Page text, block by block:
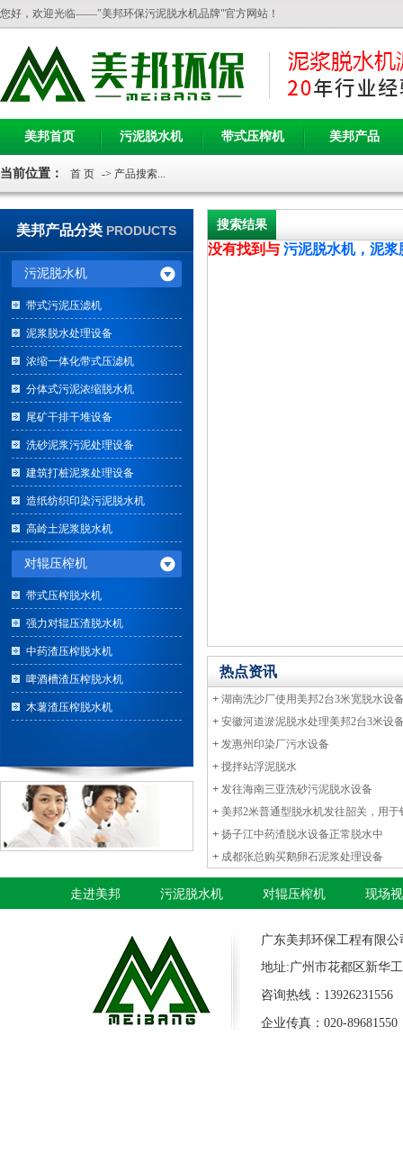
您好，欢迎光临——"美邦环保污泥脱水机品牌"官方网站！
美邦首页 污泥脱水机 带式压榨机 美邦产品
当前位置： 首 页 -> 产品搜索...
美邦产品分类 PRODUCTS
污泥脱水机
带式污泥压滤机
泥浆脱水处理设备
浓缩一体化带式压滤机
分体式污泥浓缩脱水机
尾矿干排干堆设备
洗砂泥浆污泥处理设备
建筑打桩泥浆处理设备
造纸纺织印染污泥脱水机
高岭土泥浆脱水机
对辊压榨机
带式压榨脱水机
强力对辊压渣脱水机
中药渣压榨脱水机
啤酒槽渣压榨脱水机
木薯渣压榨脱水机
搜索结果
没有找到与 污泥脱水机，泥
热点资讯
+ 湖南洗沙厂使用美邦2台3米宽脱水设
+ 安徽河道淤泥脱水处理美邦2台3米设
+ 发惠州印染厂污水设备
+ 搅拌站浮泥脱水
+ 发往海南三亚洗砂污泥脱水设备
+ 美邦2米普通型脱水机发往韶关，用于铅
+ 扬子江中药渣脱水设备正常脱水中
+ 成都张总购买鹅卵石泥浆处理设备
走进美邦 污泥脱水机 对辊压榨机 现场
广东美邦环保工程有限
地址:广州市花都区新华
咨询热线：
企业传真：020-